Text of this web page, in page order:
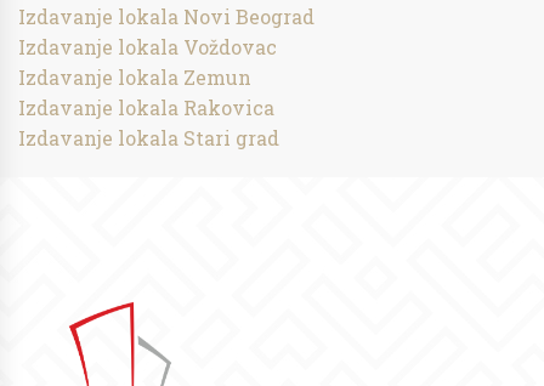
Izdavanje lokala Novi Beograd
Izdavanje lokala Voždovac
Izdavanje lokala Zemun
Izdavanje lokala Rakovica
Izdavanje lokala Stari grad